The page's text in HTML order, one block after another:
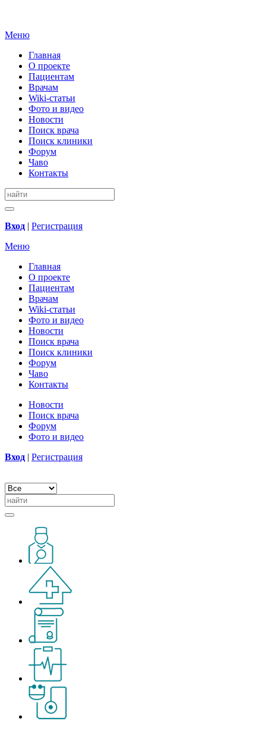
Меню
Главная
О проекте
Пациентам
Врачам
Wiki-статьи
Фото и видео
Новости
Поиск врача
Поиск клиники
Форум
Чаво
Контакты
Вход | Регистрация
Меню
Главная
О проекте
Пациентам
Врачам
Wiki-статьи
Фото и видео
Новости
Поиск врача
Поиск клиники
Форум
Чаво
Контакты
Новости
Поиск врача
Форум
Фото и видео
Вход | Регистрация